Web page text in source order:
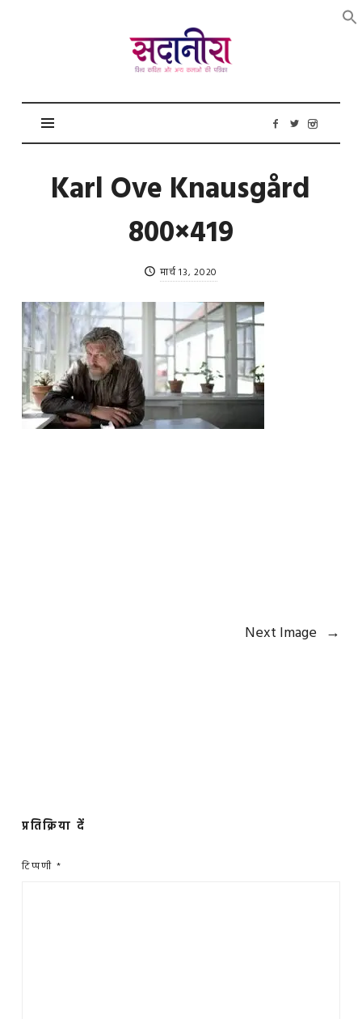
सदानीरा
Karl Ove Knausgård
800×419
मार्च 13, 2020
Next Image →
प्रतिक्रिया दें
टिप्पणी *